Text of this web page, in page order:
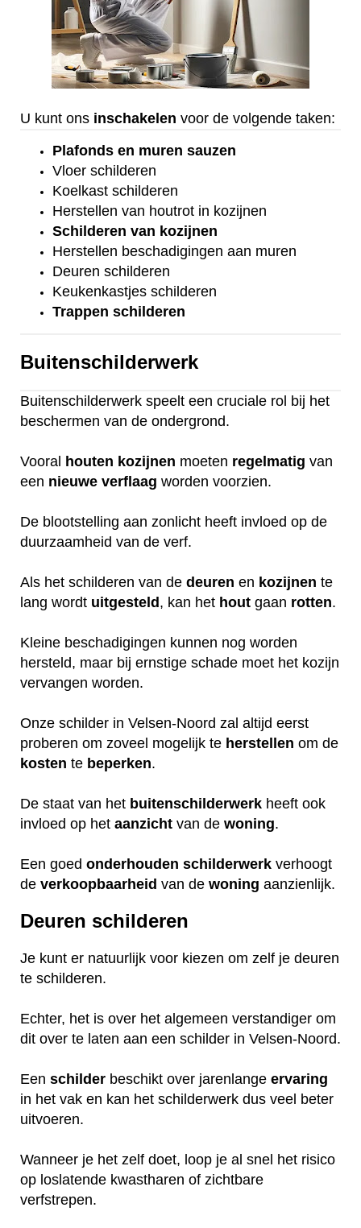
U kunt ons inschakelen voor de volgende taken:
Plafonds en muren sauzen
Vloer schilderen
Koelkast schilderen
Herstellen van houtrot in kozijnen
Schilderen van kozijnen
Herstellen beschadigingen aan muren
Deuren schilderen
Keukenkastjes schilderen
Trappen schilderen
Buitenschilderwerk
Buitenschilderwerk speelt een cruciale rol bij het
beschermen van de ondergrond.
Vooral houten kozijnen moeten regelmatig van
een nieuwe verflaag worden voorzien.
De blootstelling aan zonlicht heeft invloed op de
duurzaamheid van de verf.
Als het schilderen van de deuren en kozijnen te
lang wordt uitgesteld, kan het hout gaan rotten.
Kleine beschadigingen kunnen nog worden
hersteld, maar bij ernstige schade moet het kozijn
vervangen worden.
Onze schilder in Velsen-Noord zal altijd eerst
proberen om zoveel mogelijk te herstellen om de
kosten te beperken.
De staat van het buitenschilderwerk heeft ook
invloed op het aanzicht van de woning.
Een goed onderhouden schilderwerk verhoogt
de verkoopbaarheid van de woning aanzienlijk.
Deuren schilderen
Je kunt er natuurlijk voor kiezen om zelf je deuren
te schilderen.
Echter, het is over het algemeen verstandiger om
dit over te laten aan een schilder in Velsen-Noord.
Een schilder beschikt over jarenlange ervaring
in het vak en kan het schilderwerk dus veel beter
uitvoeren.
Wanneer je het zelf doet, loop je al snel het risico
op loslatende kwastharen of zichtbare
verfstrepen.